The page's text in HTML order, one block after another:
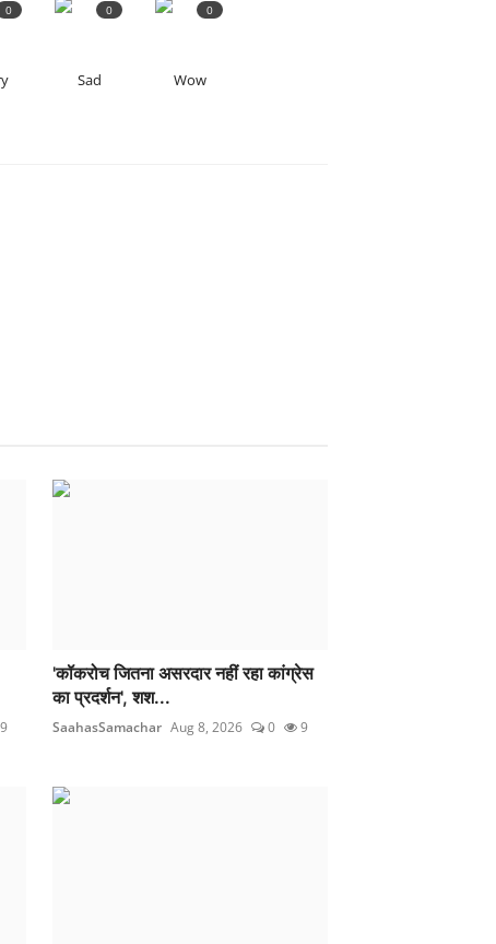
0
Sad
0
Wow
0
'कॉकरोच जितना असरदार नहीं रहा कांग्रेस
का प्रदर्शन', शश...
SaahasSamachar Aug 8, 2026 0 9